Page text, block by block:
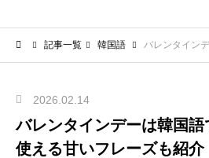
記事一覧 韓国語 バレンタインデーは韓国
2026.02.14
バレンタインデーは韓国
使える甘いフレーズも紹介